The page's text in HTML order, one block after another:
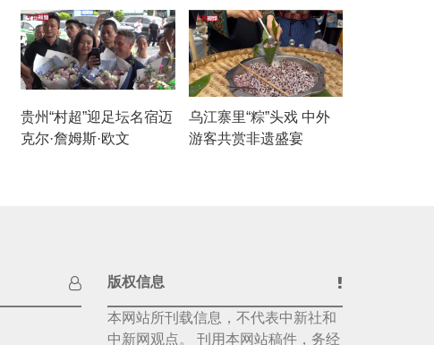
贵州“村超”迎足坛名宿迈
克尔·詹姆斯·欧文
乌江寨里“粽”头戏 中外
游客共赏非遗盛宴
版权信息
本网站所刊载信息，不代表中新社和
中新网观点。 刊用本网站稿件，务经